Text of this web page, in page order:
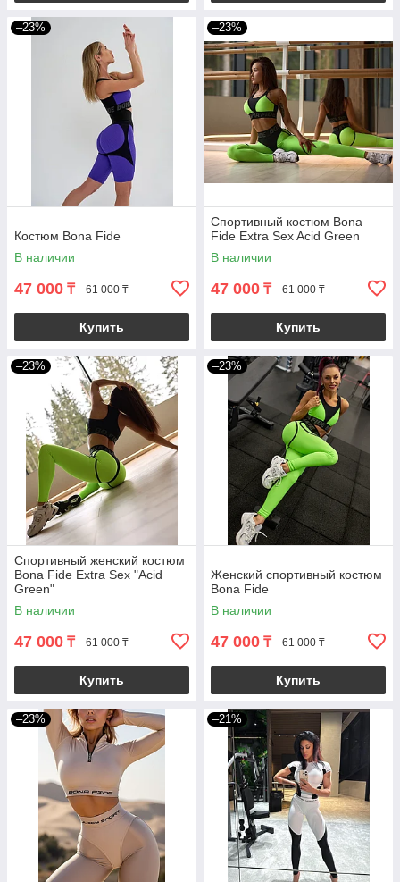
–23%
Костюм Bona Fide
В наличии
47 000 ₸ 61 000 ₸
Купить
–23%
Спортивный костюм Bona
Fide Extra Sex Acid Green
В наличии
47 000 ₸ 61 000 ₸
Купить
–23%
Спортивный женский костюм
Bona Fide Extra Sex "Acid
Green"
В наличии
47 000 ₸ 61 000 ₸
Купить
–23%
Женский спортивный костюм
Bona Fide
В наличии
47 000 ₸ 61 000 ₸
Купить
–23% –21%